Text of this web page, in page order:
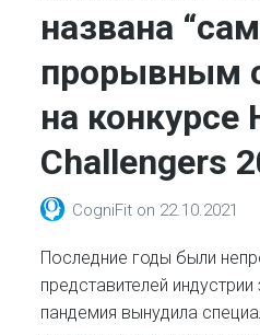
названа
прорывным
на конкурсе
Challengers
CogniFit on 22.10.2021
Последние годы были
представителей
пандемия вынудила